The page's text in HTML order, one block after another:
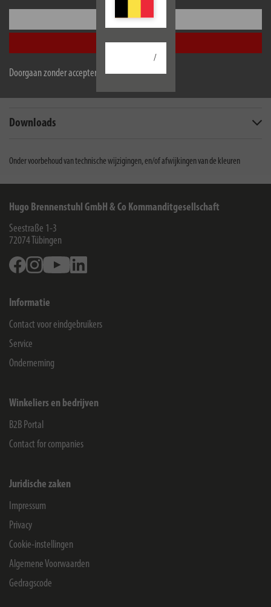
Configureer
Accepteer alle
Doorgaan zonder accepteren
/
Omvang van de levering
Downloads
Onder voorbehoud van technische wijzigingen, en/of afwijkingen van de kleuren
Hugo Brennenstuhl GmbH & Co Kommanditgesellschaft
Seestraße 1-3
72074 Tübingen
FacebookInstagramYoutube
Informatie
Contact voor eindgebruikers
Service
Onderneming
Winkeliers en bedrijven
B2B Portal
Contact for companies
Juridische zaken
Impressum
Privacy
Cookie-instellingen
Algemene Voorwaarden
Gedragscode